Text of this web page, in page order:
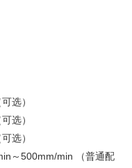
选）
选）
选）
～500mm/min （普通配